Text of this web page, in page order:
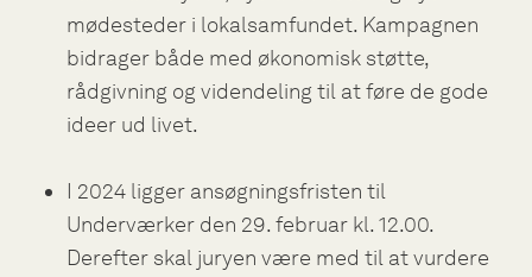
mødesteder i lokalsamfundet. Kampagnen
bidrager både med økonomisk støtte,
rådgivning og videndeling til at føre de gode
ideer ud livet.
I 2024 ligger ansøgningsfristen til
Underværker den 29. februar kl. 12.00.
Derefter skal juryen være med til at vurdere